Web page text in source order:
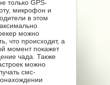
только GPS-
микрофон и
в этом
можно
что происходит, а
момент покажет
чада. Также
можно
смс-